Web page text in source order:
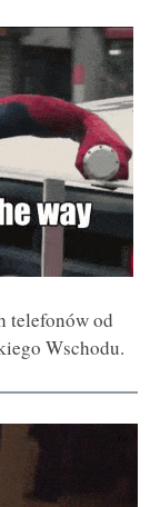
telefonów od
Wschodu.